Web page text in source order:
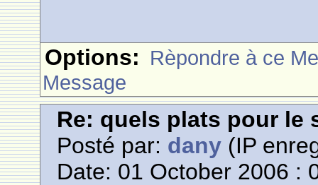
Options: Rèpondre à ce
Message
Re: quels plats pour le
Posté par: dany (IP
Date: 01 October 2006 :